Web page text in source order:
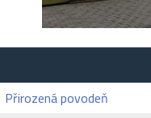
Přirozená povodeň